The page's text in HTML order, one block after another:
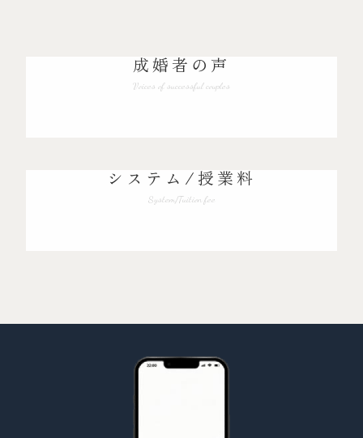
成婚者の声
Voices of successful couples
システム/授業料
System/Tuition fee